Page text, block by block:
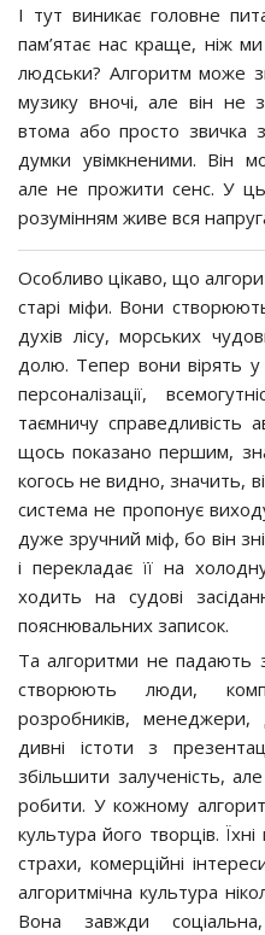
І тут виникає головне
пам’ятає нас краще, ніж
людськи? Алгоритм може
музику вночі, але він не
втома або просто звичка
думки увімкненими. Він
але не прожити сенс. У
розумінням живе вся
Особливо цікаво, що
старі міфи. Вони
духів лісу, морських
долю. Тепер вони вірять у
персоналізації,
таємничу справедливість
щось показано першим,
когось не видно, значить,
система не пропонує
дуже зручний міф, бо він
і перекладає її на
ходить на судові
пояснювальних записок.
Та алгоритми не
створюють люди,
розробників, менеджери,
дивні істоти з
збільшити залученість,
робити. У кожному
культура його творців.
страхи, комерційні
алгоритмічна культура
Вона завжди